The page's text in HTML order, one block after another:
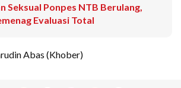
Seksual Ponpes NTB Berulang,
Evaluasi Total
Abas (Khober)